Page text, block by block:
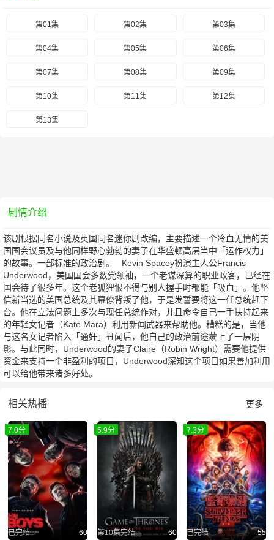
第01集 第02集 第03集
第04集 第05集 第06集
第07集 第08集 第09集
第10集 第11集 第12集
第13集
剧情介绍
该剧根据同名小说及英国同名迷你剧改编，主要描述一个冷血无情的美
国国会议员及与他同样野心勃勃的妻子在华盛顿高层当中「运作权力」
的故事。一部标准的政治剧。 Kevin Spacey扮演主人公Francis
Underwood，美国国会多数党领袖，一个老谋深算的职业政客，已经在
国会待了很多年。这个老狐狸恨不得与别人握手时都能「吸血」。他坚
信新当选的美国总统及其幕僚背叛了他，于是发誓要将这一任总统赶下
台。他在立法问题上多次与现任总统作对，并且命令自己一手扶持起来
的年轻女记者（Kate Mara）利用新闻武器来帮助他。糟糕的是，当他
与这名女记者陷入「通奸」丑闻后，他自己的政治前途蒙上了一层阴
影。与此同时，Underwood的妻子Claire（Robin Wright）需要他提供
资金来支持一个非盈利的项目，Underwood深知这个项目如果善加利用
可以给他带来诸多好处。
相关热播 更多
7.0分
已完结 60
5.9分
第10集完结 60
7.3分
已完结 55